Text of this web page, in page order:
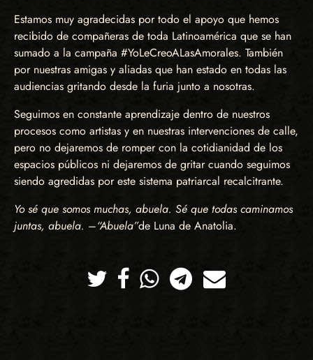
Estamos muy agradecidas por todo el apoyo que hemos
recibido de compañeras de toda Latinoamérica que se han
sumado a la campaña #YoLeCreoALasAmorales. También
por nuestras amigas y aliadas que han estado en todas las
audiencias gritando desde la furia junto a nosotras.
Seguimos en constante aprendizaje dentro de nuestros
procesos como artistas y en nuestras intervenciones de calle,
pero no dejaremos de romper con la cotidianidad de los
espacios públicos ni dejaremos de gritar cuando seguimos
siendo agredidas por este sistema patriarcal recalcitrante.
Yo sé que somos muchas, abuela. Sé que todas caminamos
juntas, abuela. –“Abuela”de Luna de Anatolia.
TwitterFacebookWhatsappTelegramCorreo